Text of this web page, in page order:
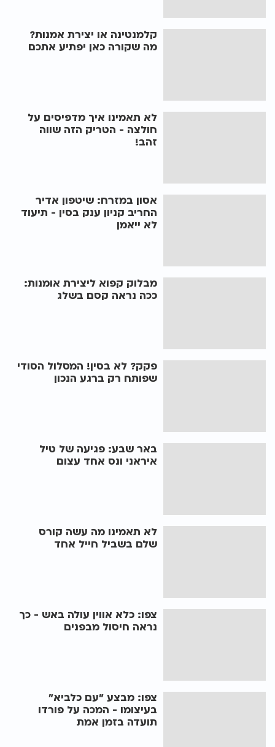
קלמנטינה או יצירת אמנות?
מה שקורה כאן יפתיע אתכם
לא תאמינו איך מדפיסים על
חולצה - הטריק הזה שווה
זהב!
אסון במזרח: שיטפון אדיר
החריב קניון ענק בסין - תיעוד
לא ייאמן
מבלוק קפוא ליצירת אומנות:
ככה נראה קסם בשלג
פקק? לא בסין! המסלול הסודי
שפותח רק ברגע הנכון
באר שבע: פגיעה של טיל
איראני ונס אחד עצום
לא תאמינו מה עשה קורס
שלם בשביל חייל אחד
צפו: כלא אווין עולה באש - כך
נראה חיסול מבפנים
צפו: מבצע "עם כלביא"
בעיצומו - המכה על פורדו
תועדה בזמן אמת